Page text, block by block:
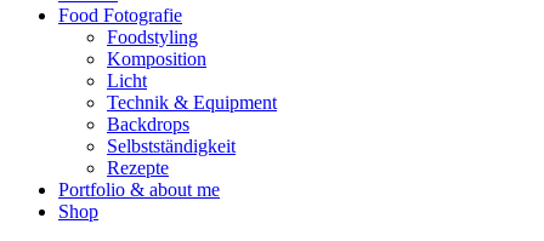
Food Fotografie
Foodstyling
Komposition
Licht
Technik & Equipment
Backdrops
Selbstständigkeit
Rezepte
Portfolio & about me
Shop